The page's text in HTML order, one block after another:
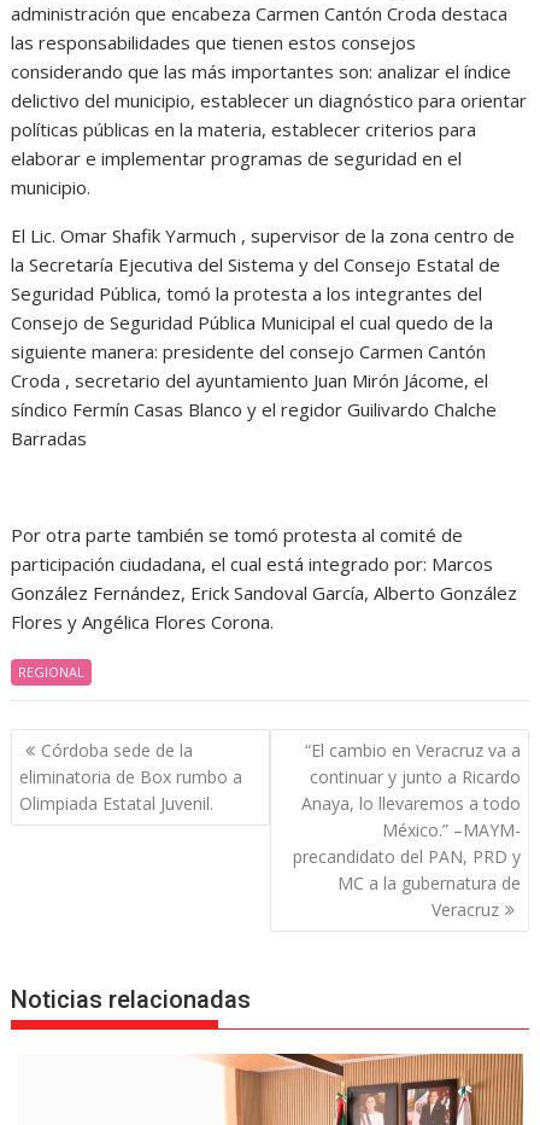
administración que encabeza Carmen Cantón Croda destaca
las responsabilidades que tienen estos consejos
considerando que las más importantes son: analizar el índice
delictivo del municipio, establecer un diagnóstico para orientar
políticas públicas en la materia, establecer criterios para
elaborar e implementar programas de seguridad en el
municipio.
El Lic. Omar Shafik Yarmuch , supervisor de la zona centro de
la Secretaría Ejecutiva del Sistema y del Consejo Estatal de
Seguridad Pública, tomó la protesta a los integrantes del
Consejo de Seguridad Pública Municipal el cual quedo de la
siguiente manera: presidente del consejo Carmen Cantón
Croda , secretario del ayuntamiento Juan Mirón Jácome, el
síndico Fermín Casas Blanco y el regidor Guilivardo Chalche
Barradas
Por otra parte también se tomó protesta al comité de
participación ciudadana, el cual está integrado por: Marcos
González Fernández, Erick Sandoval García, Alberto González
Flores y Angélica Flores Corona.
REGIONAL
Navegación
de
entradas
Córdoba sede de la
eliminatoria de Box rumbo a
Olimpiada Estatal Juvenil.
“El cambio en Veracruz va a
continuar y junto a Ricardo
Anaya, lo llevaremos a todo
México.” –MAYM-
precandidato del PAN, PRD y
MC a la gubernatura de
Veracruz
Noticias relacionadas